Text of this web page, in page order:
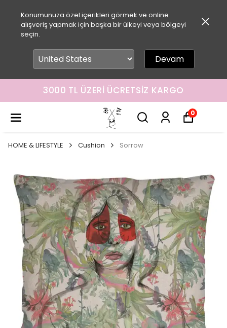
Konumunuza özel içerikleri görmek ve online
alışveriş yapmak için başka bir ülkeyi veya bölgeyi
seçin.
Devam
3000 TL ÜZERI ÜCRETSIZ KARGO
0
HOME & LIFESTYLE Cushion Sorrow